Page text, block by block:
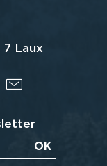
7 Laux